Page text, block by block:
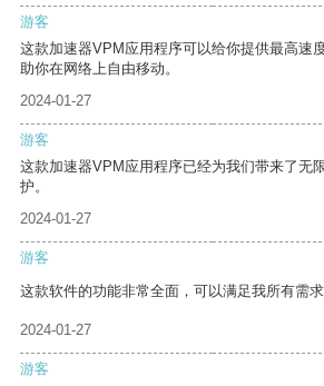
游客
这款加速器VPM应用程序可以给你提供最高速
助你在网络上自由移动。
2024-01-27
游客
这款加速器VPM应用程序已经为我们带来了无
护。
2024-01-27
游客
这款软件的功能非常全面，可以满足我所有需求
2024-01-27
游客